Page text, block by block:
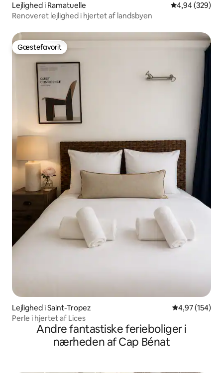
Lejlighed i Ramatuelle 4,94 ud af 5 i
4,94 (329)
Renoveret lejlighed i hjertet af landsbyen
Gæstefavorit
Gæstefavorit
Lejlighed i Saint-Tropez 4,97 ud af 5 i
4,97 (154)
Perle i hjertet af Lices
Andre fantastiske ferieboliger i
nærheden af Cap Bénat